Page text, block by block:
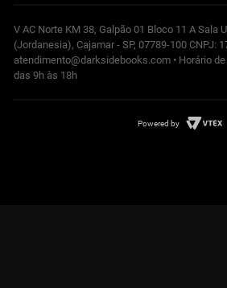
V AC Norte KM 38, Galpão 01 Bloco 11 A Sala
(Jordanesia), Cajamar - SP, 07789-100 CNPJ:
atendimento@darksidebooks.com • Horário
das 9h às 18h
Powered by